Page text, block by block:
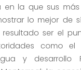
en la que sus
lo mejor de
ser el
como el
y desarrollo